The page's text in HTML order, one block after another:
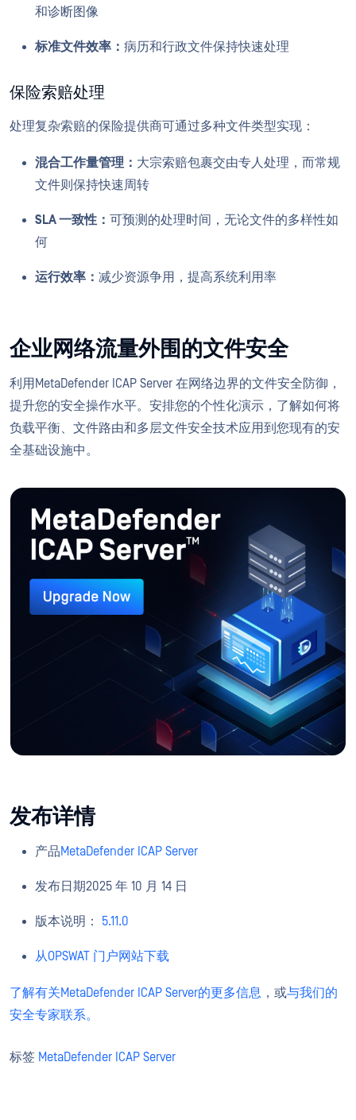
和诊断图像
标准文件效率： 病历和行政文件保持快速处理
保险索赔处理
处理复杂索赔的保险提供商可通过多种文件类型实现：
混合工作量管理： 大宗索赔包裹交由专人处理，而常规
文件则保持快速周转
SLA 一致性： 可预测的处理时间，无论文件的多样性如
何
运行效率： 减少资源争用，提高系统利用率
企业网络流量外围的文件安全
利用MetaDefender ICAP Server 在网络边界的文件安全防御，
提升您的安全操作水平。安排您的个性化演示，了解如何将
负载平衡、文件路由和多层文件安全技术应用到您现有的安
全基础设施中。
升级到最新版本
发布详情
产品MetaDefender ICAP Server
发布日期2025 年 10 月 14 日
版本说明： 5.11.0
从OPSWAT 门户网站下载
了解有关MetaDefender ICAP Server的更多信息 ，或与我们的
安全专家联系。
标签 MetaDefender ICAP Server